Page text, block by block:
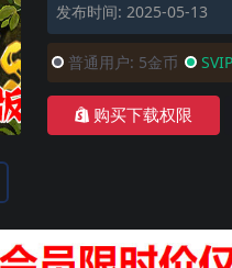
发布时间: 2025-05-13
普通用户: 5金币
购买下载权限